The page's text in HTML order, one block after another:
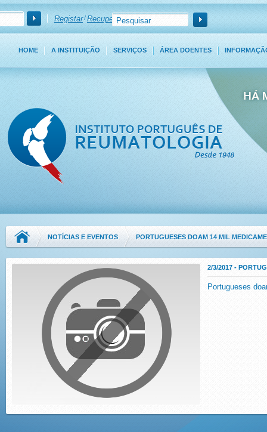
Registar/Recuperar Password
HOME A INSTITUIÇÃO SERVIÇOS ÁREA DOENTES
NOTÍCIAS E EVENTOS PORTUGUESES DOAM 14 MIL
2/3/2017 -
Portugueses